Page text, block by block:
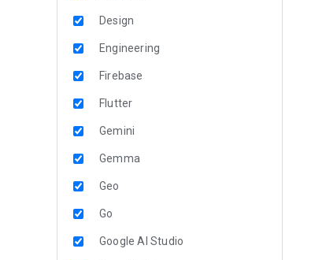
Design
Engineering
Firebase
Flutter
Gemini
Gemma
Geo
Go
Google AI Studio